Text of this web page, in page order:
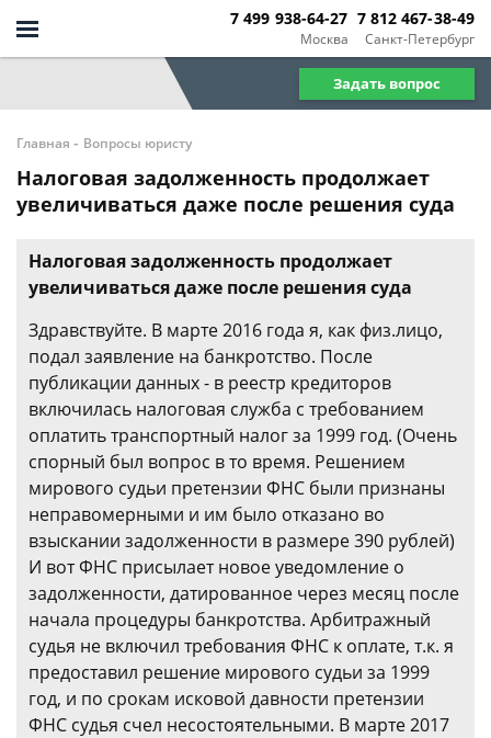
Москва
7 499 938-64-27
Санкт-Петербург
7 812 467-38-49
Задать вопрос
Главная - Вопросы юристу
Налоговая задолженность продолжает
увеличиваться даже после решения суда
Налоговая задолженность продолжает
увеличиваться даже после решения суда
Здравствуйте. В марте 2016 года я, как физ.лицо,
подал заявление на банкротство. После
публикации данных - в реестр кредиторов
включилась налоговая служба с требованием
оплатить транспортный налог за 1999 год. (Очень
спорный был вопрос в то время. Решением
мирового судьи претензии ФНС были признаны
неправомерными и им было отказано во
взыскании задолженности в размере 390 рублей)
И вот ФНС присылает новое уведомление о
задолженности, датированное через месяц после
начала процедуры банкротства. Арбитражный
судья не включил требования ФНС к оплате, т.к. я
предоставил решение мирового судьи за 1999
год, и по срокам исковой давности претензии
ФНС судья счел несостоятельными. В марте 2017